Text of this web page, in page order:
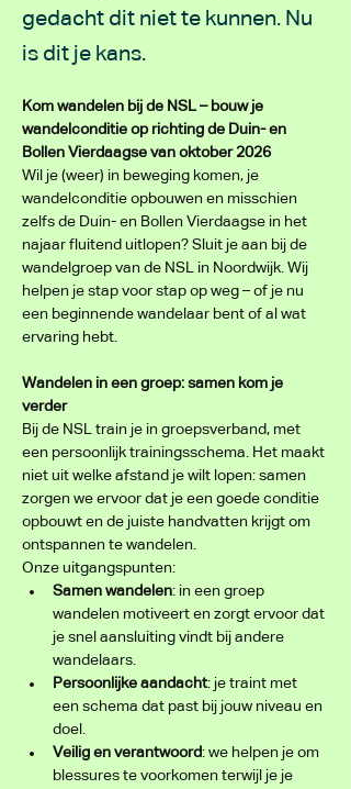
gedacht dit niet te kunnen. Nu
is dit je kans.
Kom wandelen bij de NSL – bouw je
wandelconditie op richting de Duin- en
Bollen Vierdaagse van oktober 2026
Wil je (weer) in beweging komen, je
wandelconditie opbouwen en misschien
zelfs de Duin- en Bollen Vierdaagse in het
najaar fluitend uitlopen? Sluit je aan bij de
wandelgroep van de NSL in Noordwijk. Wij
helpen je stap voor stap op weg – of je nu
een beginnende wandelaar bent of al wat
ervaring hebt.
Wandelen in een groep: samen kom je
verder
Bij de NSL train je in groepsverband, met
een persoonlijk trainingsschema. Het maakt
niet uit welke afstand je wilt lopen: samen
zorgen we ervoor dat je een goede conditie
opbouwt en de juiste handvatten krijgt om
ontspannen te wandelen.
Onze uitgangspunten:
Samen wandelen: in een groep
wandelen motiveert en zorgt ervoor dat
je snel aansluiting vindt bij andere
wandelaars.
Persoonlijke aandacht: je traint met
een schema dat past bij jouw niveau en
doel.
Veilig en verantwoord: we helpen je om
blessures te voorkomen terwijl je je